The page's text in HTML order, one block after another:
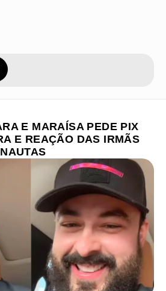
E MARAÍSA PEDE PIX
E REAÇÃO DAS IRMÃS